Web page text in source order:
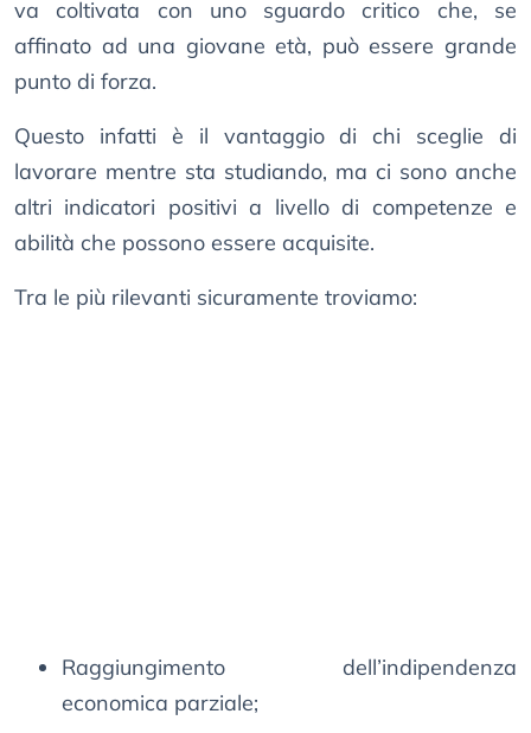
va coltivata con uno sguardo critico che, se
affinato ad una giovane età, può essere grande
punto di forza.
Questo infatti è il vantaggio di chi sceglie di
lavorare mentre sta studiando, ma ci sono anche
altri indicatori positivi a livello di competenze e
abilità che possono essere acquisite.
Tra le più rilevanti sicuramente troviamo:
Raggiungimento dell’indipendenza
economica parziale;